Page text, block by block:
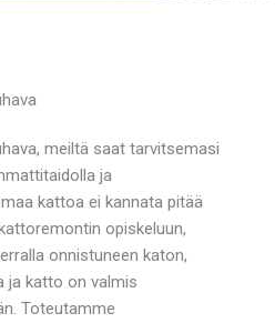
meiltä saat tarvitsemasi
ja
kattoa ei kannata pitää
opiskeluun,
onnistuneen katon,
ja katto on valmis
Toteutamme